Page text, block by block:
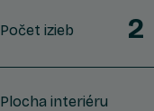
Počet izieb 2
Plocha interiéru